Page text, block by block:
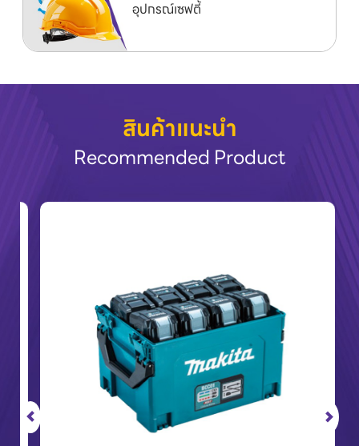
อุปกรณ์เซฟตี้
สินค้าแนะนำ
Recommended Product